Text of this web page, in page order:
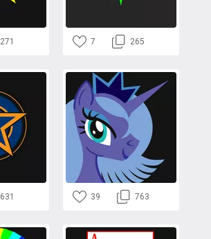
271 7 265
631 39 763